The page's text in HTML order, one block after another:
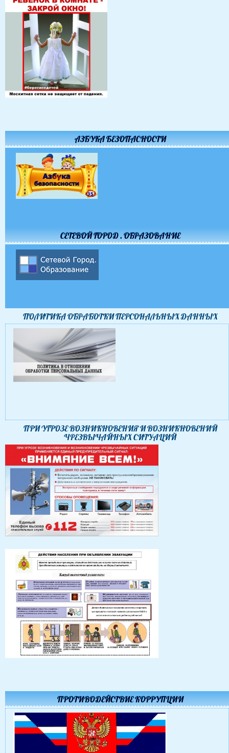
АЗБУКА БЕЗОПАСНОСТИ
СЕТЕВОЙ ГОРОД . ОБРАЗОВАНИЕ
ПОЛИТИКА ОБРАБОТКИ ПЕРСОНАЛЬНЫХ ДАННЫХ
ПРИ УГРОЗЕ ВОЗНИКНОВЕНИЯ И ВОЗНИКНОВЕНИЙ
ЧРЕЗВЫЧАЙНЫХ СИТУАЦИЙ
ПРОТИВОДЕЙСТВИЕ КОРРУПЦИИ